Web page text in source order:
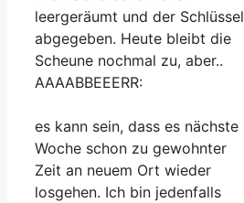
leergeräumt und der Schlüssel
abgegeben. Heute bleibt die
Scheune nochmal zu, aber..
AAAABBEEERR:
es kann sein, dass es nächste
Woche schon zu gewohnter
Zeit an neuem Ort wieder
losgehen. Ich bin jedenfalls